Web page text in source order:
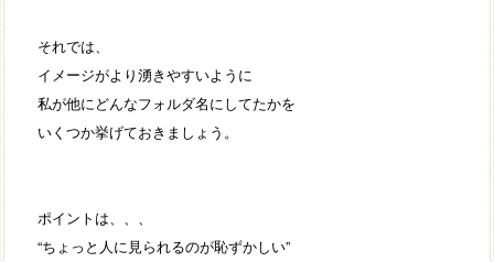
それでは、
イメージがより湧きやすいように
私が他にどんなフォルダ名にしてたかを
いくつか挙げておきましょう。
ポイントは、、、
“ちょっと人に見られるのが恥ずかしい”